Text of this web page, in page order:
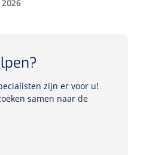
2026
zijn er voor u!
samen naar de